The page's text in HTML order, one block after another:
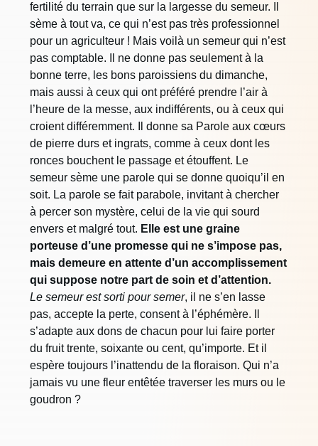
fertilité du terrain que sur la largesse du semeur. Il
sème à tout va, ce qui n’est pas très professionnel
pour un agriculteur ! Mais voilà un semeur qui n’est
pas comptable. Il ne donne pas seulement à la
bonne terre, les bons paroissiens du dimanche,
mais aussi à ceux qui ont préféré prendre l’air à
l’heure de la messe, aux indifférents, ou à ceux qui
croient différemment. Il donne sa Parole aux cœurs
de pierre durs et ingrats, comme à ceux dont les
ronces bouchent le passage et étouffent. Le
semeur sème une parole qui se donne quoiqu’il en
soit. La parole se fait parabole, invitant à chercher
à percer son mystère, celui de la vie qui sourd
envers et malgré tout. Elle est une graine
porteuse d’une promesse qui ne s’impose pas,
mais demeure en attente d’un accomplissement
qui suppose notre part de soin et d’attention.
Le semeur est sorti pour semer, il ne s’en lasse
pas, accepte la perte, consent à l’éphémère. Il
s’adapte aux dons de chacun pour lui faire porter
du fruit trente, soixante ou cent, qu’importe. Et il
espère toujours l’inattendu de la floraison. Qui n’a
jamais vu une fleur entêtée traverser les murs ou le
goudron ?